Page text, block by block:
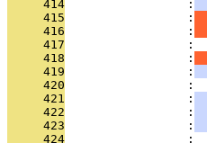
     414
                 :
     415
                 :
     416
                 :
     417
:
     418
                 :
     419
                 :
     420
:
     421
                 :
     422
                 :
     423
                 :
     424
: